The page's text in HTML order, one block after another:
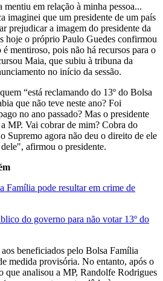
em relação à minha pessoa...
imaginei que um presidente de um país
prejudicar a imagem do presidente da
hoje o próprio Paulo Guedes confirmou
mentiroso, pois não há recursos para o
Maia, que subiu à tribuna da
no início da sessão.
“está reclamando do 13º do Bolsa
que não teve neste ano? Foi
no ano passado? Mas o presidente
MP. Vai cobrar de mim? Cobra do
Supremo agora não deu o direito de ele
afirmou o presidente.
Família pode resultar em crime de
do governo para não votar 13º do
beneficiados pelo Bolsa Família
medida provisória. No entanto, após o
que analisou a MP, Randolfe Rodrigues